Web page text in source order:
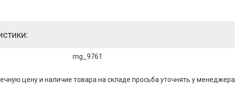
mg_9761
цену и наличие товара на складе просьба уточнять у менеджера.